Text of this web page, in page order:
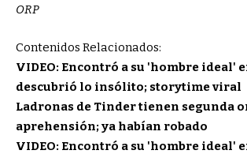
ORP
Contenidos Relacionados:
VIDEO: Encontró a su 'hombre ideal'
descubrió lo insólito; storytime viral
Ladronas de Tinder tienen segunda
aprehensión; ya habían robado
VIDEO: Encontró a su 'hombre ideal'